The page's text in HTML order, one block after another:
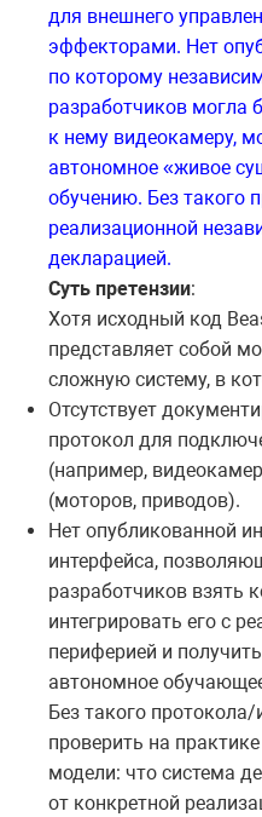
для внешнего
эффекторами. Нет
по которому
разработчиков могла
к нему видеокамеру,
автономное «живое
обучению. Без такого
реализационной
декларацией.
Суть претензии:
Хотя исходный код
представляет собой
сложную систему, в
Отсутствует
протокол для
(например,
(моторов, приводов).
Нет опубликованной
интерфейса,
разработчиков взять
интегрировать его с
периферией и
автономное
Без такого
проверить на
модели: что система
от конкретной